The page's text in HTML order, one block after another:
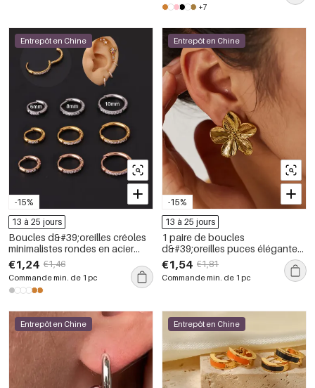
+7
-15%
Entrepôt en Chine
13 à 25 jours
Boucles d&#39;oreilles créoles
minimalistes rondes en acier
inoxydable étanche couleur or
avec zircon pour femme (1
pièce)
€1,24 €1,46
Commande min. de 1 pc
-15%
Entrepôt en Chine
13 à 25 jours
1 paire de boucles
d&#39;oreilles puces élégantes
à fleurs en acier inoxydable
étanches pour femmes
€1,54 €1,81
Commande min. de 1 pc
Entrepôt en Chine Entrepôt en Chine